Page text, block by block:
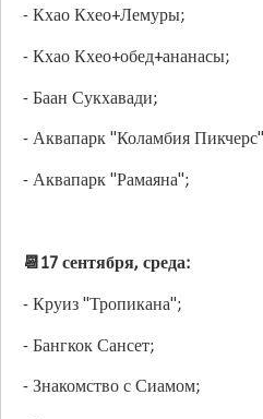
- Кхао Кхео+Лемуры;
- Кхао Кхео+обед+ананасы;
- Баан Сукхавади;
- Аквапарк "Коламбия
- Аквапарк "Рамаяна";
📆17 сентября, среда:
- Круиз "Тропикана";
- Бангкок Сансет;
- Знакомство с Сиамом;